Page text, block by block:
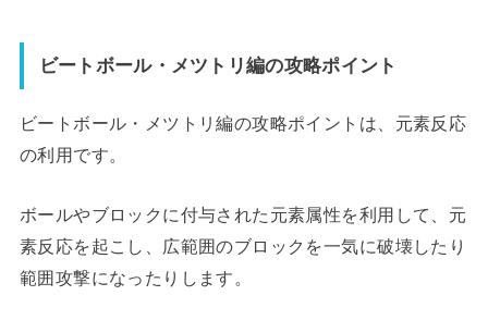
ビートボール・メツトリ編の攻略ポイント
ビートボール・メツトリ編の攻略ポイントは、元素反応
の利用です。
ボールやブロックに付与された元素属性を利用して、元
素反応を起こし、広範囲のブロックを一気に破壊したり
範囲攻撃になったりします。